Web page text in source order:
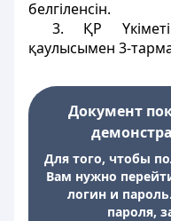
белгiленсiн.
3. ҚР
қаулысымен 3-
Документ
Для того, чтобы
Вам нужно
логин и
пароля,